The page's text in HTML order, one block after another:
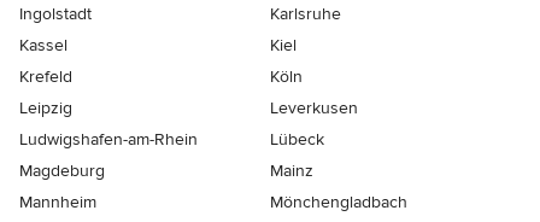
Ingolstadt
Karlsruhe
Kassel
Kiel
Krefeld
Köln
Leipzig
Leverkusen
Ludwigshafen-am-Rhein
Lübeck
Magdeburg
Mainz
Mannheim
Mönchen­gladbach